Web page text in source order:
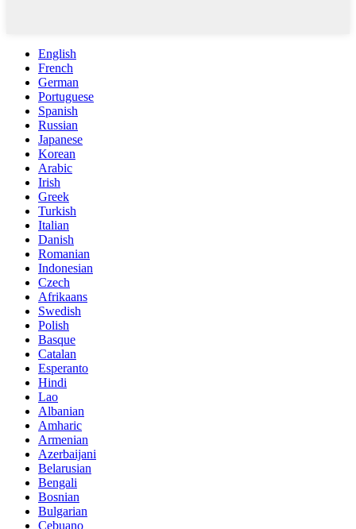
English
French
German
Portuguese
Spanish
Russian
Japanese
Korean
Arabic
Irish
Greek
Turkish
Italian
Danish
Romanian
Indonesian
Czech
Afrikaans
Swedish
Polish
Basque
Catalan
Esperanto
Hindi
Lao
Albanian
Amharic
Armenian
Azerbaijani
Belarusian
Bengali
Bosnian
Bulgarian
Cebuano